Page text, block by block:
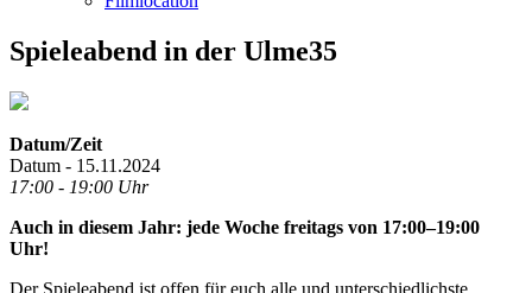
Spieleabend in der Ulme35
Datum/Zeit
Datum - 15.11.2024
17:00 - 19:00 Uhr
Auch in diesem Jahr: jede Woche freitags von 17:00–19:00
Uhr!
Der Spieleabend ist offen für euch alle und unterschiedlichste